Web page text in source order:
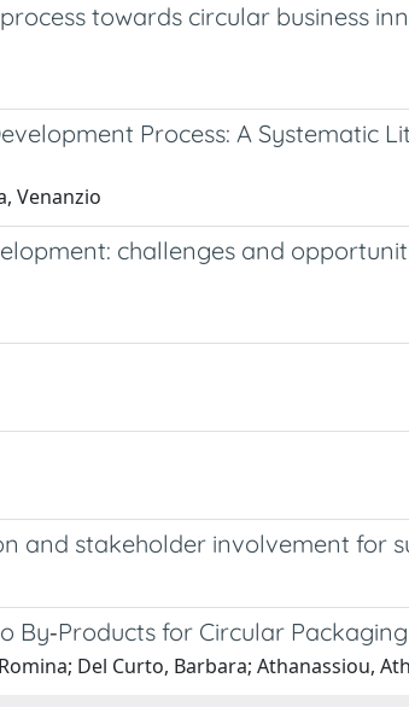
towards circular business
Process: A Systematic
Venanzio
challenges and
and stakeholder involvement for
By‐Products for Circular
Del Curto, Barbara; Athanassiou,